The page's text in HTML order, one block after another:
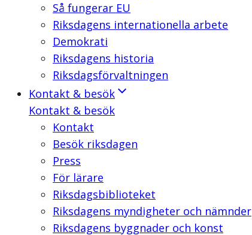
Så fungerar EU
Riksdagens internationella arbete
Demokrati
Riksdagens historia
Riksdagsförvaltningen
Kontakt & besök
Kontakt & besök
Kontakt
Besök riksdagen
Press
För lärare
Riksdagsbiblioteket
Riksdagens myndigheter och nämnder
Riksdagens byggnader och konst